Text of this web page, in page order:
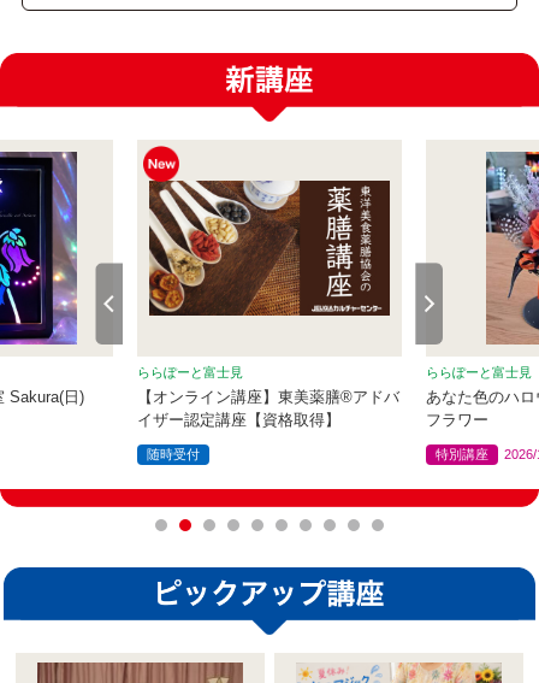
Sakura(日)
ららぽーと富士見
【オンライン講座】東美薬膳®アドバ
イザー認定講座【資格取得】
随時受付
ららぽーと富士見
あなた色のハ
フラワー
特別講座